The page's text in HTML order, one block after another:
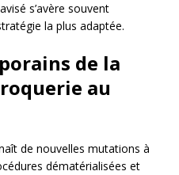
s’avère souvent
la plus adaptée.
de la
au
de nouvelles mutations à
dématérialisées et